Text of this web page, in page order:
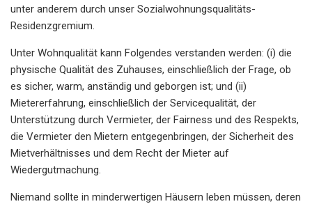
unter anderem durch unser Sozialwohnungsqualitäts-
Residenzgremium.
Unter Wohnqualität kann Folgendes verstanden werden: (i) die
physische Qualität des Zuhauses, einschließlich der Frage, ob
es sicher, warm, anständig und geborgen ist; und (ii)
Mietererfahrung, einschließlich der Servicequalität, der
Unterstützung durch Vermieter, der Fairness und des Respekts,
die Vermieter den Mietern entgegenbringen, der Sicherheit des
Mietverhältnisses und dem Recht der Mieter auf
Wiedergutmachung.
Niemand sollte in minderwertigen Häusern leben müssen, deren